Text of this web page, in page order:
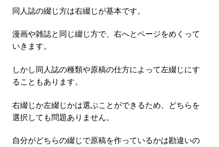
同人誌の綴じ方は右綴じが基本です。
漫画や雑誌と同じ綴じ方で、右へとページをめくって
いきます。
しかし同人誌の種類や原稿の仕方によって左綴じにす
ることもあります。
右綴じか左綴じかは選ぶことができるため、どちらを
選択しても問題ありません。
自分がどちらの綴じで原稿を作っているかは勘違いの